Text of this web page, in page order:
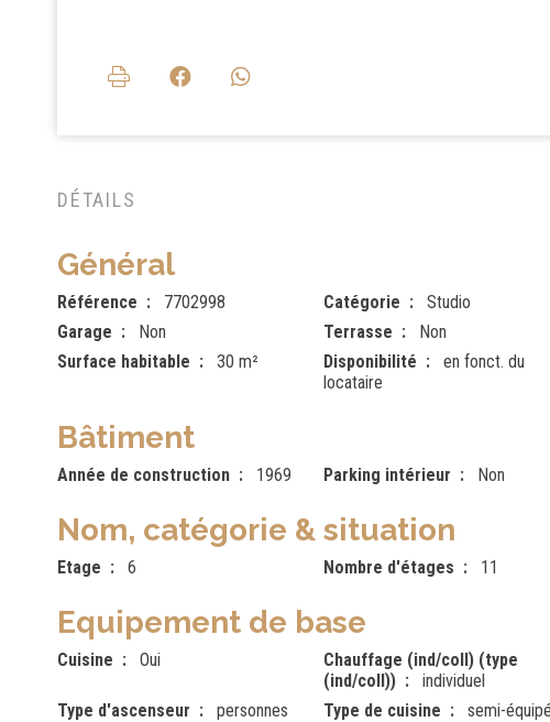
DÉTAILS
Général
Référence 7702998 Catégorie Studio
Garage
Non Terrasse Non
Surface habitable
30 m² Disponibilité
en fonct. du
locataire
Bâtiment
Année de construction 1969 Parking intérieur Non
Nom, catégorie & situation
Etage 6 Nombre d'étages 11
Equipement de base
Cuisine Oui
Chauffage (ind/coll) (type
(ind/coll))
individuel
Type d'ascenseur personnes Type de cuisine semi-